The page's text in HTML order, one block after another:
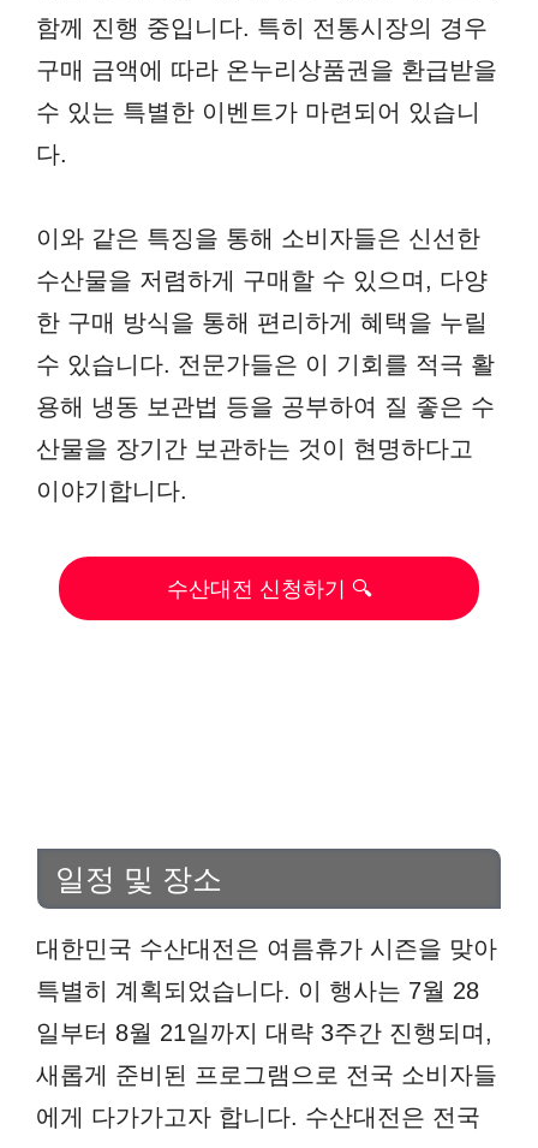
함께 진행 중입니다. 특히 전통시장의 경우
구매 금액에 따라 온누리상품권을 환급받을
수 있는 특별한 이벤트가 마련되어 있습니
다.
이와 같은 특징을 통해 소비자들은 신선한
수산물을 저렴하게 구매할 수 있으며, 다양
한 구매 방식을 통해 편리하게 혜택을 누릴
수 있습니다. 전문가들은 이 기회를 적극 활
용해 냉동 보관법 등을 공부하여 질 좋은 수
산물을 장기간 보관하는 것이 현명하다고
이야기합니다.
수산대전 신청하기 🔍
일정 및 장소
대한민국 수산대전은 여름휴가 시즌을 맞아
특별히 계획되었습니다. 이 행사는 7월 28
일부터 8월 21일까지 대략 3주간 진행되며,
새롭게 준비된 프로그램으로 전국 소비자들
에게 다가가고자 합니다. 수산대전은 전국